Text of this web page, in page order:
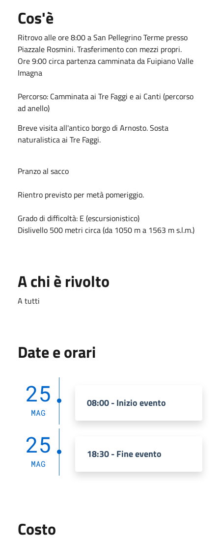
Cos'è
Ritrovo alle ore 8:00 a San Pellegrino Terme presso
Piazzale Rosmini. Trasferimento con mezzi propri.
Ore 9:00 circa partenza camminata da Fuipiano Valle
Imagna
Percorso: Camminata ai Tre Faggi e ai Canti (percorso
ad anello)
Breve visita all'antico borgo di Arnosto. Sosta
naturalistica ai Tre Faggi.
Pranzo al sacco
Rientro previsto per metà pomeriggio.
Grado di difficoltà: E (escursionistico)
Dislivello 500 metri circa (da 1050 m a 1563 m s.l.m.)
A chi è rivolto
A tutti
Date e orari
25
MAG
08:00 - Inizio evento
25
MAG
18:30 - Fine evento
Costo